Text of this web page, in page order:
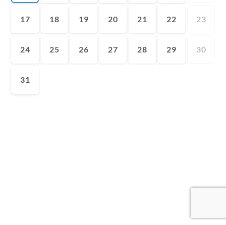
17 18 19 20 21 22 23
24 25 26 27 28 29 30
31